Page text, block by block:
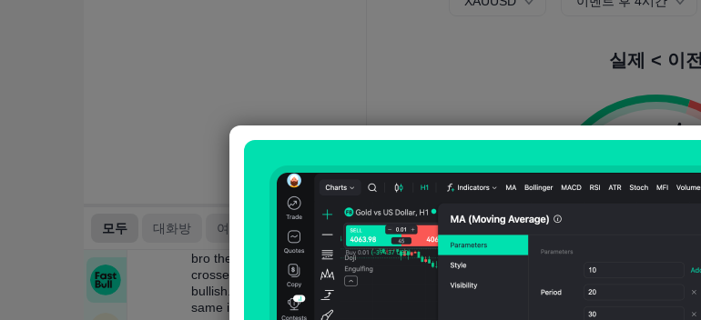
실제 < 이전
상승 확률: 60.00%
상승 횟수:
평균 변동성: Points